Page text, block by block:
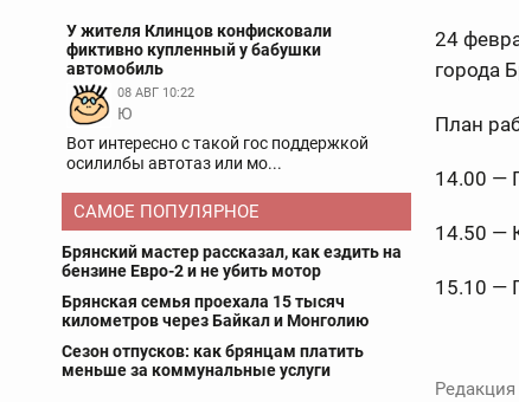
У жителя Клинцов конфисковали
фиктивно купленный у бабушки
автомобиль
08 АВГ 10:22
Ю
Вот интересно с такой гос поддержкой
осилилбы автотаз или мо...
САМОЕ ПОПУЛЯРНОЕ
Брянский мастер рассказал, как ездить на
бензине Евро-2 и не убить мотор
Брянская семья проехала 15 тысяч
километров через Байкал и Монголию
Сезон отпусков: как брянцам платить
меньше за коммунальные услуги
24
города
План
14.00 —
14.50 —
15.10 —